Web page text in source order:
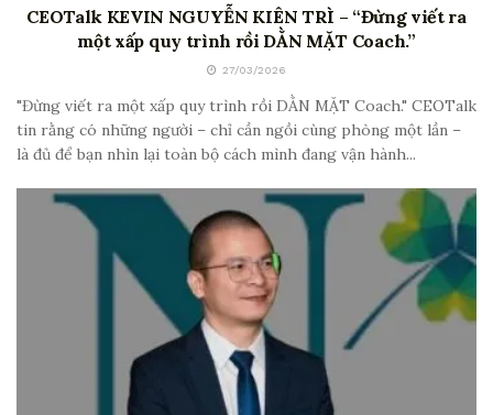
CEOTalk KEVIN NGUYỄN KIÊN TRÌ – “Đừng viết ra
một xấp quy trình rồi DẰN MẶT Coach.”
27/03/2026
"Đừng viết ra một xấp quy trình rồi DẰN MẶT Coach." CEOTalk
tin rằng có những người – chỉ cần ngồi cùng phòng một lần –
là đủ để bạn nhìn lại toàn bộ cách mình đang vận hành...